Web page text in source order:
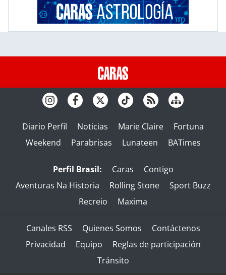
Diario Perfil Noticias Marie Claire
Fortuna
Weekend
Parabrisas Lunateen BATimes
Perfil Brasil: Caras
Contigo
Aventuras Na Historia
Rolling Stone
Sport Buzz
Recreio
Maxima
Canales RSS Quienes Somos
Contáctenos
Privacidad
Equipo
Reglas de participación
Tránsito